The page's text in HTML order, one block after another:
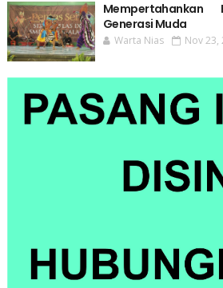
Generasi Muda
Warta Nias Nov 23,